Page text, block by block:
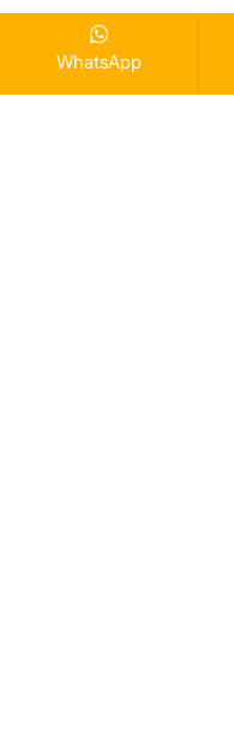
WhatsApp